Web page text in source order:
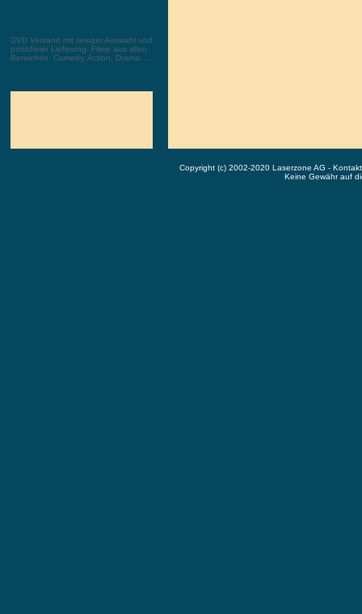
DVD Versand mit riesiger Auswahl und
portofreier Lieferung. Filme aus allen
Bereichen: Comedy, Action, Drama, ...
Copyright (c) 2002-2020 Laserzone AG -
Keine Gewähr auf